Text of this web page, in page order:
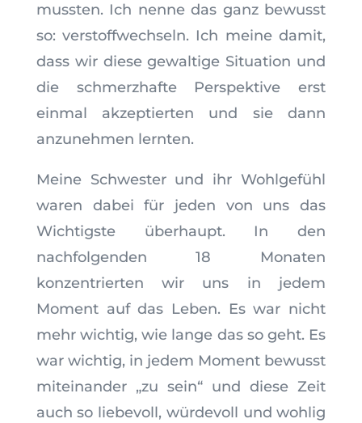
mussten. Ich nenne das ganz bewusst
so: verstoffwechseln. Ich meine damit,
dass wir diese gewaltige Situation und
die schmerzhafte Perspektive erst
einmal akzeptierten und sie dann
anzunehmen lernten.
Meine Schwester und ihr Wohlgefühl
waren dabei für jeden von uns das
Wichtigste überhaupt. In den
nachfolgenden 18 Monaten
konzentrierten wir uns in jedem
Moment auf das Leben. Es war nicht
mehr wichtig, wie lange das so geht. Es
war wichtig, in jedem Moment bewusst
miteinander „zu sein“ und diese Zeit
auch so liebevoll, würdevoll und wohlig